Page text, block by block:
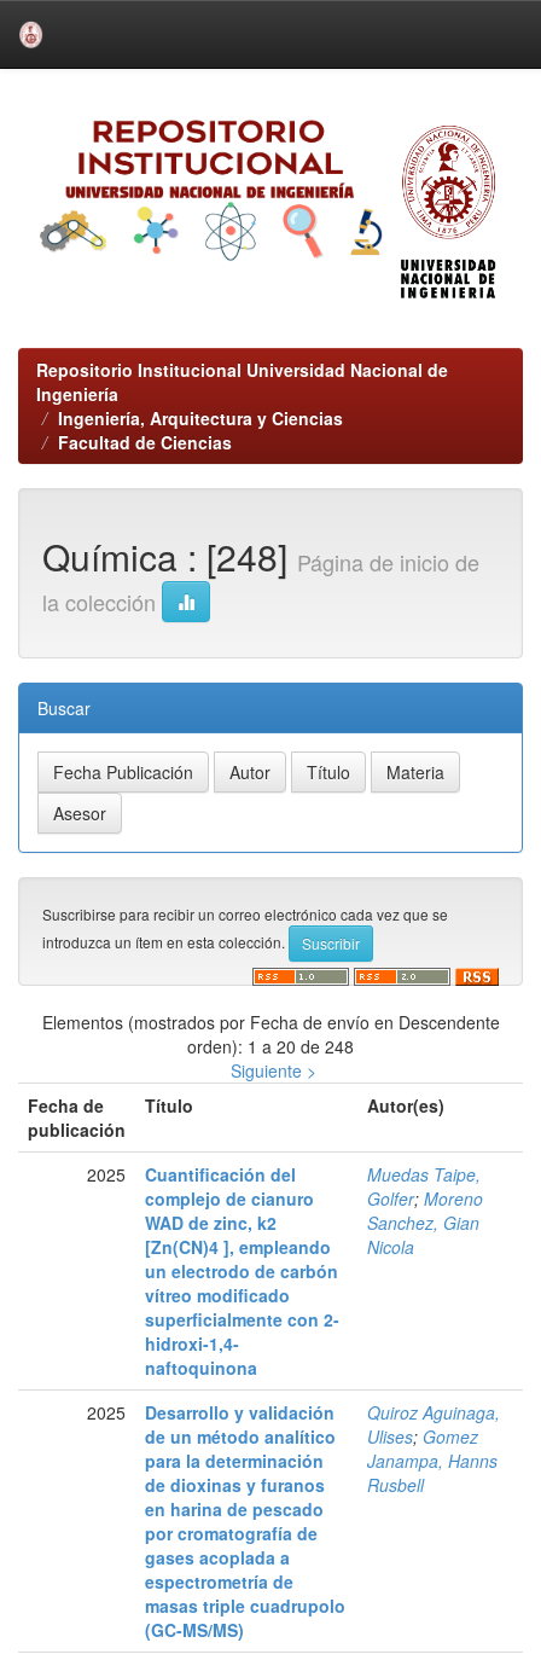
Repositorio Institucional Universidad Nacional de
Ingeniería
Ingeniería, Arquitectura y Ciencias
Facultad de Ciencias
Química : [248] Página de inicio de
la colección
Buscar
Suscribirse para recibir un correo electrónico cada vez que se
introduzca un ítem en esta colección.
Elementos (mostrados por Fecha de envío en Descendente
orden): 1 a 20 de 248
Siguiente >
Fecha de
publicación
Título Autor(es)
2025
Cuantificación del
complejo de cianuro
WAD de zinc, k2
[Zn(CN)4 ], empleando
un electrodo de carbón
vítreo modificado
superficialmente con 2-
hidroxi-1,4-
naftoquinona
Muedas Taipe,
Golfer; Moreno
Sanchez, Gian
Nicola
2025
Desarrollo y validación
de un método analítico
para la determinación
de dioxinas y furanos
en harina de pescado
por cromatografía de
gases acoplada a
espectrometría de
masas triple cuadrupolo
(GC-MS/MS)
Quiroz Aguinaga,
Ulises; Gomez
Janampa, Hanns
Rusbell